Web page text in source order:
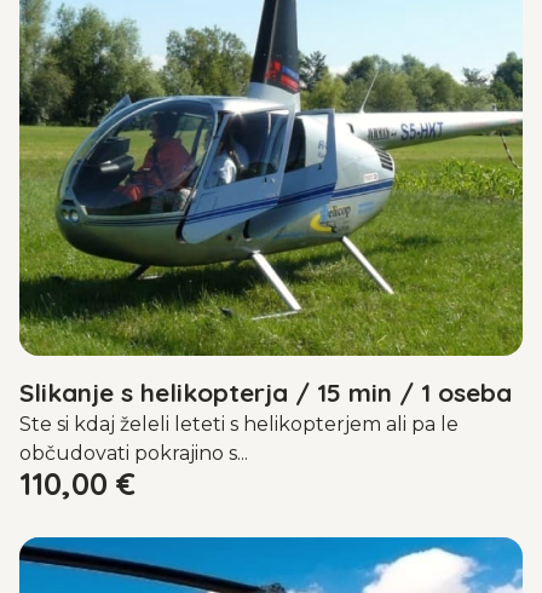
Slikanje s helikopterja / 15 min / 1 oseba
Ste si kdaj želeli leteti s helikopterjem ali pa le
občudovati pokrajino s...
110,00 €